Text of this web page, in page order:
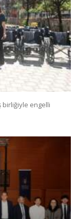
birliğiyle engelli